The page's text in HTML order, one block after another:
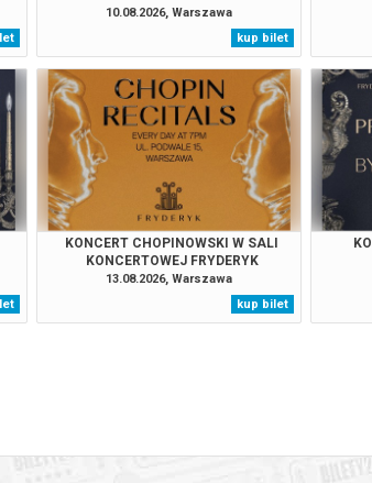
Hall w Warszawie od 65,00 pln
Concert Hall w Warszawie od 65,00 pln
Hall w Warszawie od 95,00 pln
Hall w Warszawie od 65,00 pln
Hall w Warszawie
Hall w Warszawie
Hall w Warszawie od 65,00 pln
10.08.2026, Warszawa
kup bilet
KONCERT CHOPINOWSKI W SALI
KONCERTOWEJ FRYDERYK
13.08.2026, Warszawa
kup bilet